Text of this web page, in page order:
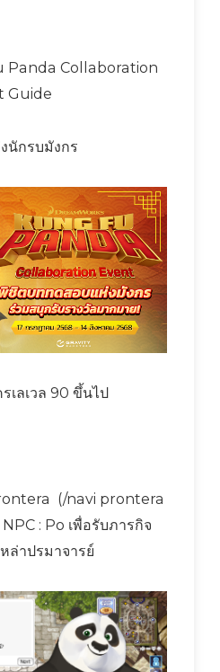
Panda Collaboration
Guide
นักรบมังกร
เลเวล 90 ขึ้นไป
(/navi prontera
: Po เพื่อรับภารกิจ
ล่าปรมาจารย์